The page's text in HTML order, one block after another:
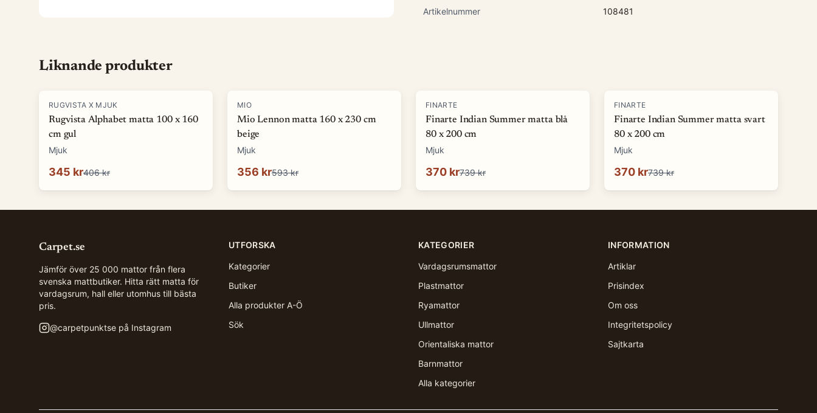
Artikelnummer
108481
Liknande produkter
-15%
RUGVISTA X MJUK
Rugvista Alphabet matta 100 x 160
cm gul
Mjuk
345 kr406 kr
-40%
MIO
Mio Lennon matta 160 x 230 cm
beige
Mjuk
356 kr593 kr
-50 %
FINARTE
Finarte Indian Summer matta blå
80 x 200 cm
Mjuk
370 kr739 kr
-50 %
FINARTE
Finarte Indian Summer matta svart
80 x 200 cm
Mjuk
370 kr739 kr
Carpet.se
Jämför över 25 000 mattor från flera
svenska mattbutiker. Hitta rätt matta för
vardagsrum, hall eller utomhus till bästa
pris.
@carpetpunktse på Instagram
UTFORSKA
Kategorier
Butiker
Alla produkter A-Ö
Sök
KATEGORIER
Vardagsrumsmattor
Plastmattor
Ryamattor
Ullmattor
Orientaliska mattor
Barnmattor
Alla kategorier
INFORMATION
Artiklar
Prisindex
Om oss
Integritetspolicy
Sajtkarta